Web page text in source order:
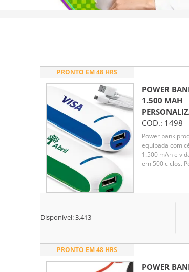
PRONTO EM 48 HRS
POWER
1.500 MAH
COD.: 1498
Power bank
equipada com
1.500 mAh e
em 500 ciclos.
e uma porta
para
USB-C para
Disponível:3.413
PRONTO EM 48 HRS
POWER